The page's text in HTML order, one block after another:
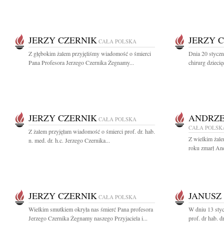
JERZY CZERNIK CAŁA POLSKA
Z głębokim żalem przyjęliśmy wiadomość o śmierci
Pana Profesora Jerzego Czernika Żegnamy...
JERZY
Dnia 20
chirurg
JERZY CZERNIK CAŁA POLSKA
Z żalem przyjęłam wiadomość o śmierci prof. dr. hab.
n. med. dr. h.c. Jerzego Czernika...
CAŁA
Z wielkim
roku zmarł
JERZY CZERNIK CAŁA POLSKA
Wielkim smutkiem okryła nas śmierć Pana profesora
Jerzego Czernika Żegnamy naszego Przyjaciela i...
W dniu 13
prof. dr hab.